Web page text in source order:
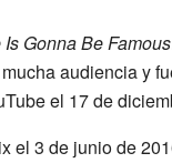
Gonna Be Famous
audiencia y
el 17 de
el 3 de junio de